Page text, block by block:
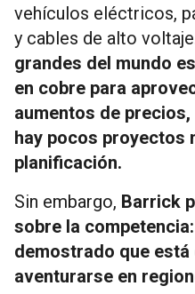
vehículos eléctricos,
y cables de alto
grandes del mundo
en cobre para
aumentos de
hay pocos proyectos
planificación.
Sin embargo, Barrick
sobre la
demostrado que está
aventurarse en